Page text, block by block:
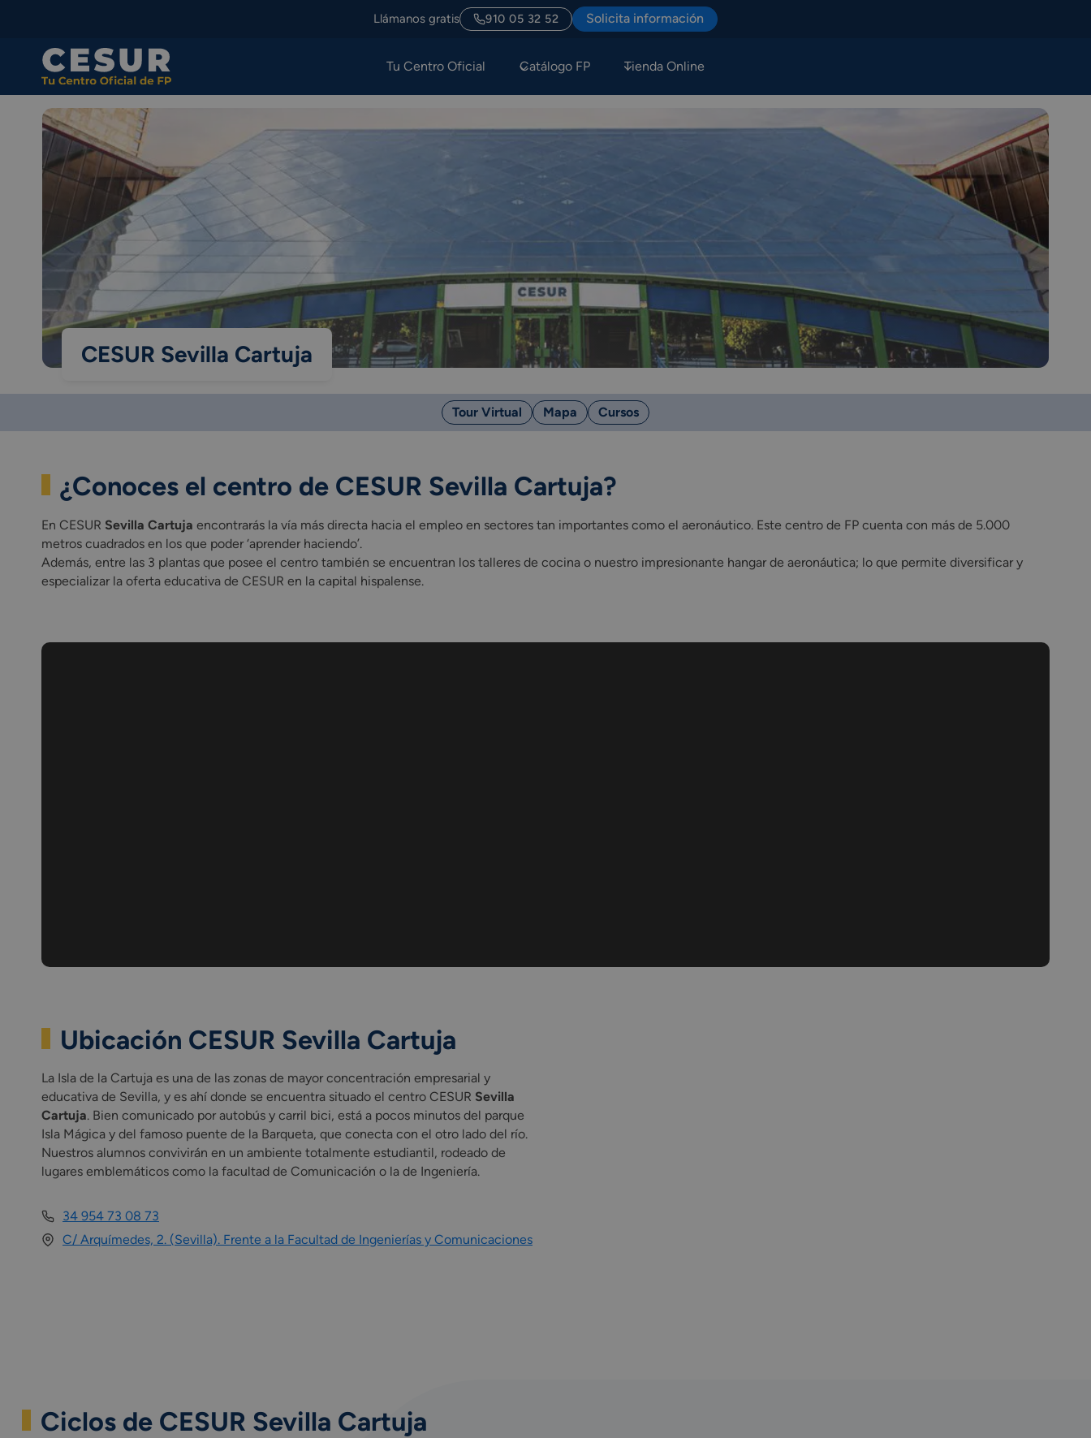
Llámanos gratis 910 05 32 52 Solicita información
Tu Centro Oficial Catálogo FP Tienda Online
CESUR Sevilla Cartuja
Tour Virtual Mapa Cursos
¿Conoces el centro de CESUR Sevilla Cartuja?
En CESUR Sevilla Cartuja encontrarás la vía más directa hacia el empleo en sectores tan importantes como el aeronáutico. Este centro de FP cuenta con más de 5.000
metros cuadrados en los que poder ‘aprender haciendo’.
Además, entre las 3 plantas que posee el centro también se encuentran los talleres de cocina o nuestro impresionante hangar de aeronáutica; lo que permite diversificar y
especializar la oferta educativa de CESUR en la capital hispalense.
Ubicación CESUR Sevilla Cartuja
La Isla de la Cartuja es una de las zonas de mayor concentración empresarial y
educativa de Sevilla, y es ahí donde se encuentra situado el centro CESUR Sevilla
Cartuja. Bien comunicado por autobús y carril bici, está a pocos minutos del parque
Isla Mágica y del famoso puente de la Barqueta, que conecta con el otro lado del río.
Nuestros alumnos convivirán en un ambiente totalmente estudiantil, rodeado de
lugares emblemáticos como la facultad de Comunicación o la de Ingeniería.
34 954 73 08 73
C/ Arquímedes, 2. (Sevilla). Frente a la Facultad de Ingenierías y Comunicaciones
Ciclos de CESUR Sevilla Cartuja